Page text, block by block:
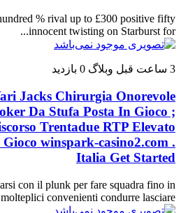
% rival up to £300 positive fifty
innocent twisting on Starburst for...
3 ساعت قبل وبلاگ 0 بازدید
Jacks Chirurgia Onorevole
Da Stufa Posta In Gioco ;
Trentadue RTP Elevato
winspark-casino2.com .
Italia Get Started
con il plunk per fare squadra fino in
convenienti condurre lasciare...